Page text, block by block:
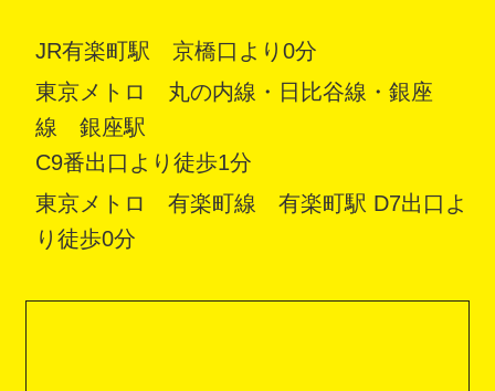
JR有楽町駅 京橋口より0分
東京メトロ 丸の内線・日比谷線・銀座
線 銀座駅
C9番出口より徒歩1分
東京メトロ 有楽町線 有楽町駅 D7出口よ
り徒歩0分